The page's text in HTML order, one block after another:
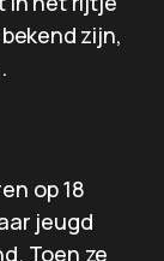
zijn,
op 18
jeugd
Toen ze